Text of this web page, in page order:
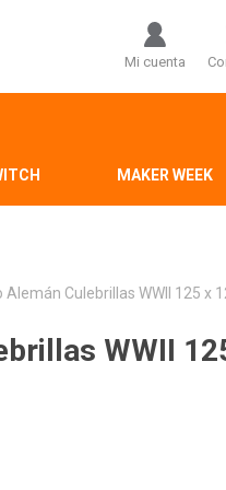
Mi cuenta
MAKER WEEK
Culebrillas WWII 125 x
WWII